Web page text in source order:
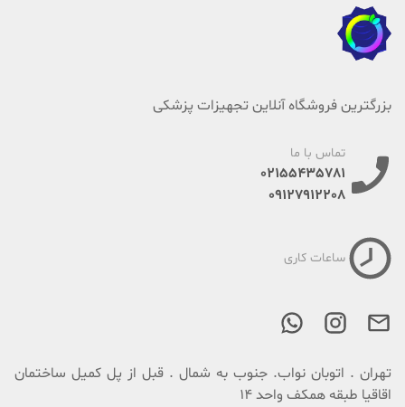
بزرگترین فروشگاه آنلاین تجهیزات پزشکی
تماس با ما
02155435781
09127912208
ساعات کاری
تهران . اتوبان نواب. جنوب به شمال . قبل از پل کمیل ساختمان
اقاقیا طبقه همکف واحد 14